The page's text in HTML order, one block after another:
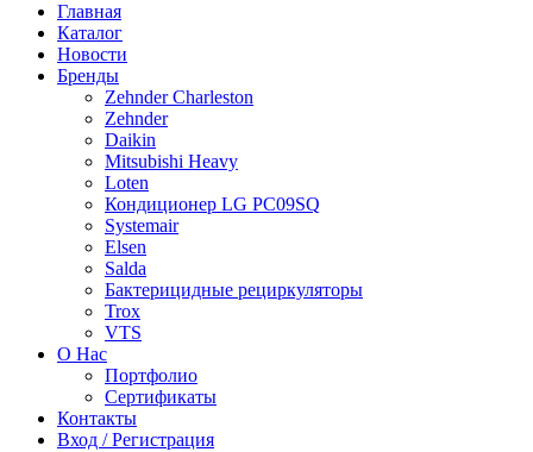
Главная
Каталог
Новости
Бренды
Zehnder Charleston
Zehnder
Daikin
Mitsubishi Heavy
Loten
Кондиционер LG PC09SQ
Systemair
Elsen
Salda
Бактерицидные рециркуляторы
Trox
VTS
О Нас
Портфолио
Сертификаты
Контакты
Вход / Регистрация